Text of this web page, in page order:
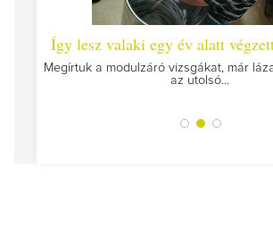
Így lesz valaki egy év alatt
Megírtuk a modulzáró vizsgákat, már
az utolsó...